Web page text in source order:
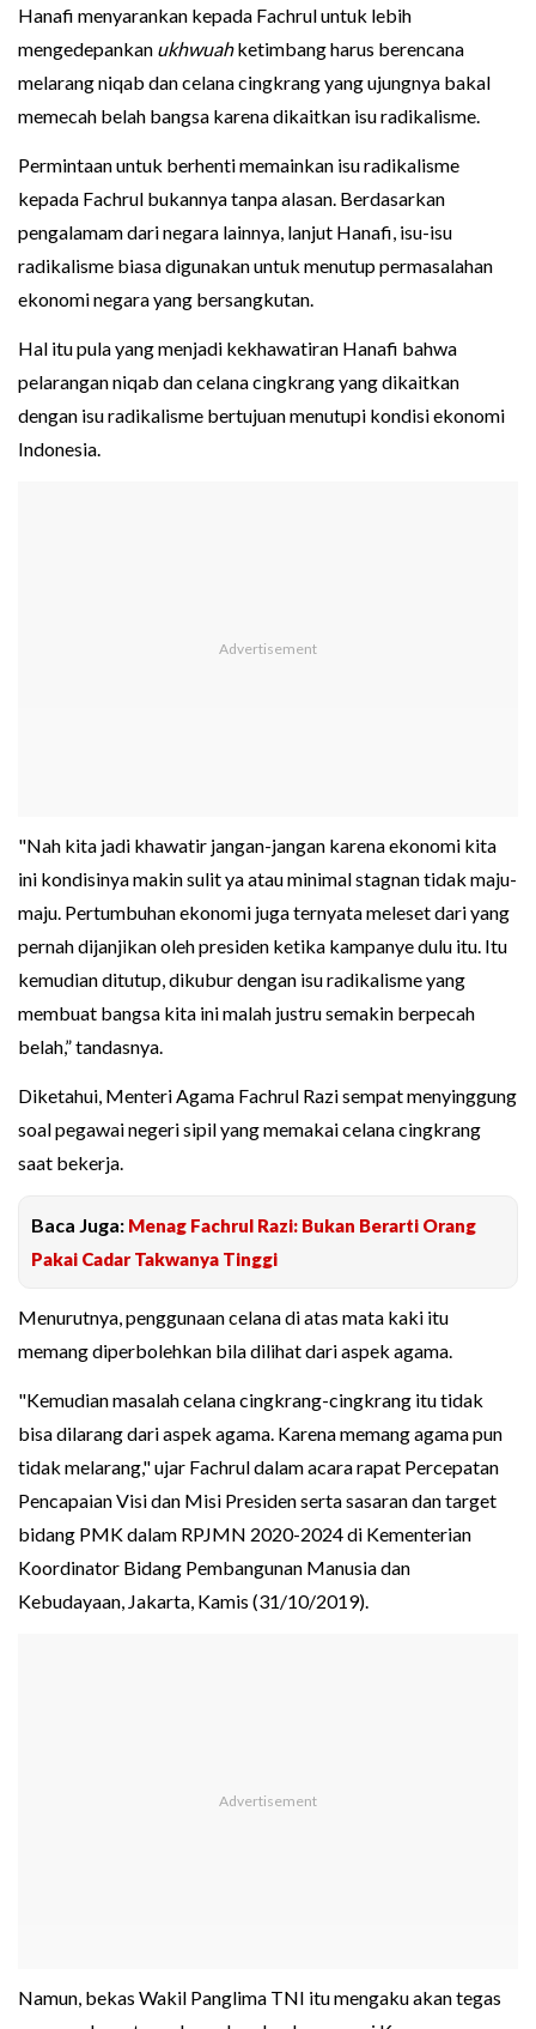
Hanafi menyarankan kepada Fachrul untuk lebih
mengedepankan ukhwuahketimbang harus berencana
melarang niqab dan celana cingkrang yang ujungnya bakal
memecah belah bangsa karena dikaitkan isu radikalisme.
Permintaan untuk berhenti memainkan isu radikalisme
kepada Fachrul bukannya tanpa alasan. Berdasarkan
pengalamam dari negara lainnya, lanjut Hanafi, isu-isu
radikalisme biasa digunakan untuk menutup permasalahan
ekonomi negara yang bersangkutan.
Hal itu pula yang menjadi kekhawatiran Hanafi bahwa
pelarangan niqab dan celana cingkrang yang dikaitkan
dengan isu radikalisme bertujuan menutupi kondisi ekonomi
Indonesia.
"Nah kita jadi khawatir jangan-jangan karena ekonomi kita
ini kondisinya makin sulit ya atau minimal stagnan tidak maju-
maju. Pertumbuhan ekonomi juga ternyata meleset dari yang
pernah dijanjikan oleh presiden ketika kampanye dulu itu. Itu
kemudian ditutup, dikubur dengan isu radikalisme yang
membuat bangsa kita ini malah justru semakin berpecah
belah,” tandasnya.
Diketahui, Menteri Agama Fachrul Razi sempat menyinggung
soal pegawai negeri sipil yang memakai celana cingkrang
saat bekerja.
Baca Juga: Menag Fachrul Razi: Bukan Berarti Orang
Pakai Cadar Takwanya Tinggi
Menurutnya, penggunaan celana di atas mata kaki itu
memang diperbolehkan bila dilihat dari aspek agama.
"Kemudian masalah celana cingkrang-cingkrang itu tidak
bisa dilarang dari aspek agama. Karena memang agama pun
tidak melarang," ujar Fachrul dalam acara rapat Percepatan
Pencapaian Visi dan Misi Presiden serta sasaran dan target
bidang PMK dalam RPJMN 2020-2024 di Kementerian
Koordinator Bidang Pembangunan Manusia dan
Kebudayaan, Jakarta, Kamis (31/10/2019).
Namun, bekas Wakil Panglima TNI itu mengaku akan tegas